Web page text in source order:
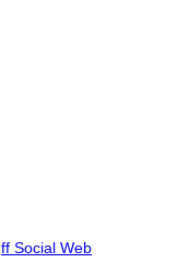
ff Social Web